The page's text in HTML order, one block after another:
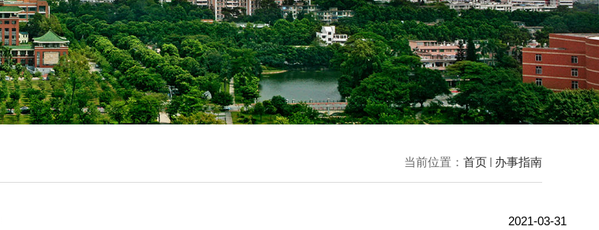
当前位置： 首页 办事指南
2021-03-31